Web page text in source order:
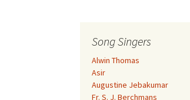
Song Singers
Alwin Thomas
Asir
Augustine Jebakumar
Fr. S. J. Berchmans